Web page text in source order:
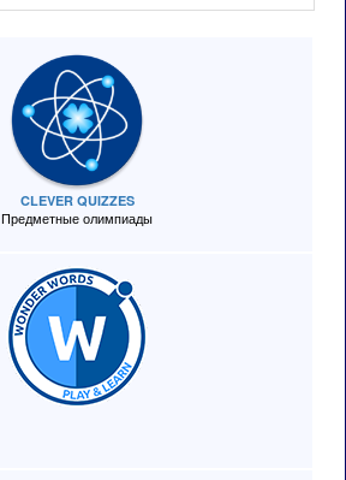
CLEVER QUIZZES
Предметные олимпиады